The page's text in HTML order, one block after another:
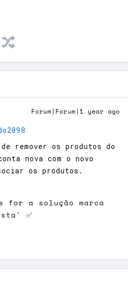
Forum|Forum|1 year ago
remover os produtos do
nova com o novo
os produtos.
for a solução marca
✅